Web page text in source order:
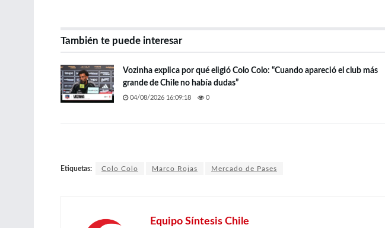
También te puede interesar
Vozinha explica por qué eligió Colo Colo: “Cuando apareció el club más
grande de Chile no había dudas”
04/08/2026 16:09:18 0
Etiquetas: Colo Colo Marco Rojas Mercado de Pases
Equipo Síntesis Chile